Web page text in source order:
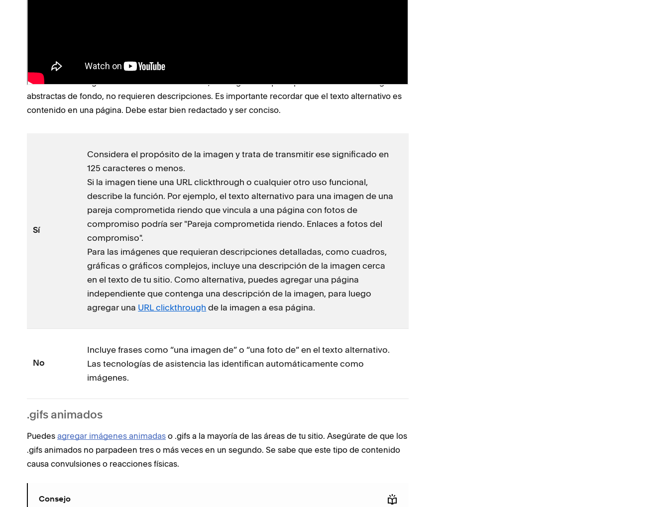
Una práctica recomendada es describir brevemente la imagen como lo harías con un amigo por
teléfono. Las imágenes meramente decorativas, como gráficos que separan contenido o imágenes
abstractas de fondo, no requieren descripciones. Es importante recordar que el texto alternativo es
contenido en una página. Debe estar bien redactado y ser conciso.
Sí
Considera el propósito de la imagen y trata de transmitir ese significado en
125 caracteres o menos.
Si la imagen tiene una URL clickthrough o cualquier otro uso funcional,
describe la función. Por ejemplo, el texto alternativo para una imagen de una
pareja comprometida riendo que vincula a una página con fotos de
compromiso podría ser "Pareja comprometida riendo. Enlaces a fotos del
compromiso".
Para las imágenes que requieran descripciones detalladas, como cuadros,
gráficas o gráficos complejos, incluye una descripción de la imagen cerca
en el texto de tu sitio. Como alternativa, puedes agregar una página
independiente que contenga una descripción de la imagen, para luego
agregar una URL clickthrough de la imagen a esa página.
No
Incluye frases como “una imagen de” o “una foto de” en el texto alternativo.
Las tecnologías de asistencia las identifican automáticamente como
imágenes.
.gifs animados
Puedes agregar imágenes animadas o .gifs a la mayoría de las áreas de tu sitio. Asegúrate de que los
.gifs animados no parpadeen tres o más veces en un segundo. Se sabe que este tipo de contenido
causa convulsiones o reacciones físicas.
Consejo